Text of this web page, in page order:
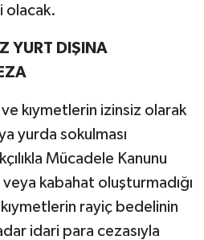
olacak.
YURT DIŞINA
kıymetlerin izinsiz olarak
yurda sokulması
Mücadele Kanunu
kabahat oluşturmadığı
rayiç bedelinin
idari para cezasıyla